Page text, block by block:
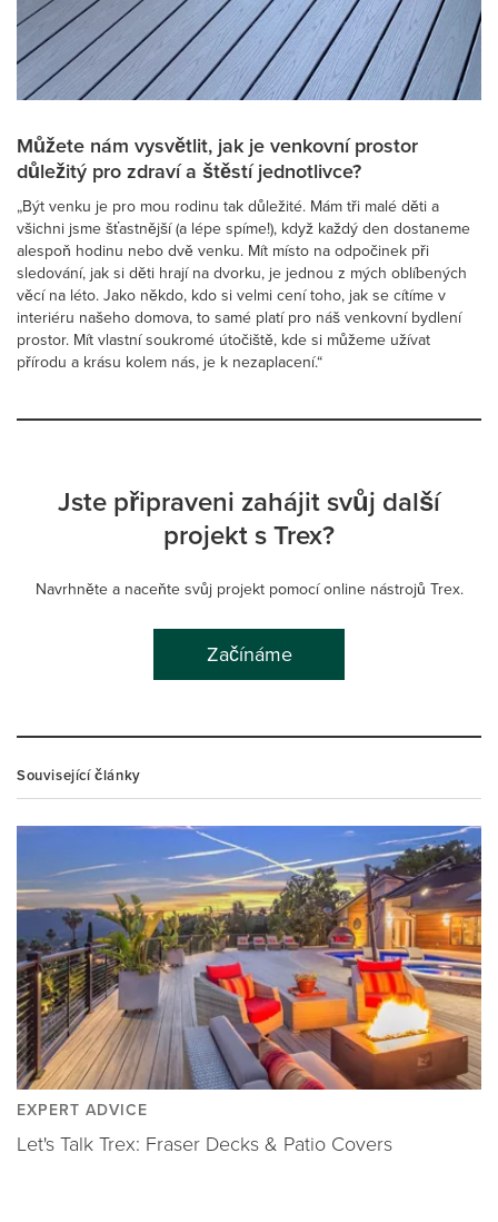
Můžete nám vysvětlit, jak je venkovní prostor
důležitý pro zdraví a štěstí jednotlivce?
„Být venku je pro mou rodinu tak důležité. Mám tři malé děti a
všichni jsme šťastnější (a lépe spíme!), když každý den dostaneme
alespoň hodinu nebo dvě venku. Mít místo na odpočinek při
sledování, jak si děti hrají na dvorku, je jednou z mých oblíbených
věcí na léto. Jako někdo, kdo si velmi cení toho, jak se cítíme v
interiéru našeho domova, to samé platí pro náš venkovní bydlení
prostor. Mít vlastní soukromé útočiště, kde si můžeme užívat
přírodu a krásu kolem nás, je k nezaplacení.“
Jste připraveni zahájit svůj další
projekt s Trex?
Navrhněte a naceňte svůj projekt pomocí online nástrojů Trex.
Začínáme
Související články
EXPERT ADVICE
Let's Talk Trex: Fraser Decks & Patio Covers